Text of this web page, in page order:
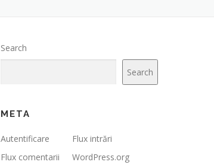
Search
Search
META
Autentificare
Flux intrări
Flux comentarii
WordPress.org